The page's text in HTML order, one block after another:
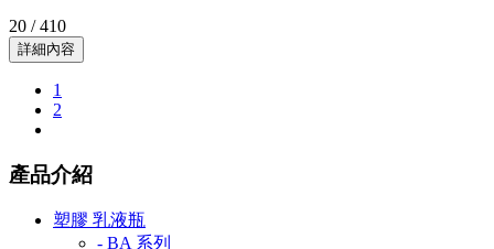
20 / 410
詳細內容
1
2
產品介紹
塑膠 乳液瓶
- BA 系列